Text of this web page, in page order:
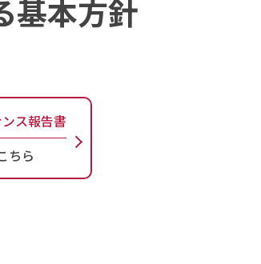
基本方針
ス報告書
ちら